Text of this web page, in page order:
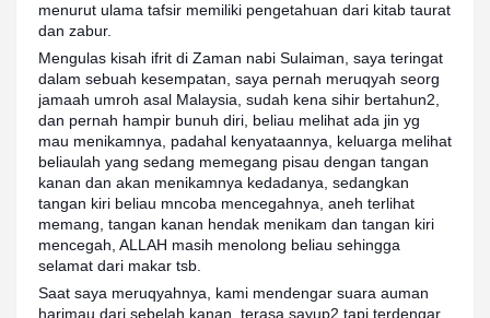
menurut ulama tafsir memiliki pengetahuan dari kitab taurat
dan zabur.
Mengulas kisah ifrit di Zaman nabi Sulaiman, saya teringat
dalam sebuah kesempatan, saya pernah meruqyah seorg
jamaah umroh asal Malaysia, sudah kena sihir bertahun2,
dan pernah hampir bunuh diri, beliau melihat ada jin yg
mau menikamnya, padahal kenyataannya, keluarga melihat
beliaulah yang sedang memegang pisau dengan tangan
kanan dan akan menikamnya kedadanya, sedangkan
tangan kiri beliau mncoba mencegahnya, aneh terlihat
memang, tangan kanan hendak menikam dan tangan kiri
mencegah, ALLAH masih menolong beliau sehingga
selamat dari makar tsb.
Saat saya meruqyahnya, kami mendengar suara auman
harimau dari sebelah kanan, terasa sayup2 tapi terdengar